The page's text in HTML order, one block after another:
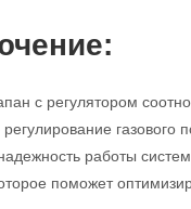
с регулятором
регулирование
работы
поможет